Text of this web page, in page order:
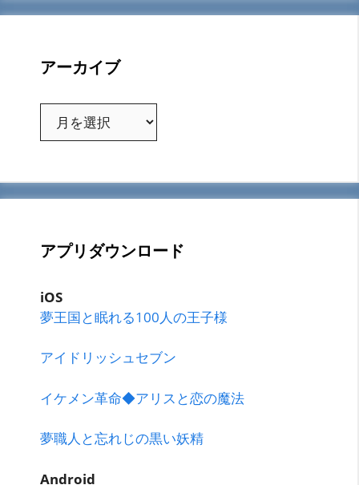
アーカイブ
アプリダウンロード
iOS
夢王国と眠れる100人の王子様
アイドリッシュセブン
イケメン革命◆アリスと恋の魔法
夢職人と忘れじの黒い妖精
Android